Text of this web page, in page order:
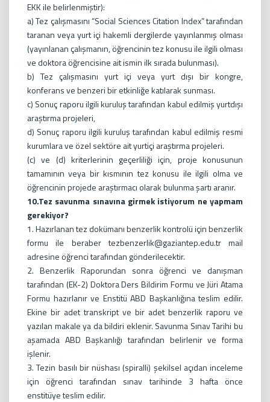
EKK ile belirlenmiştir):
a) Tez çalışmasını “Social Sciences Citation Index” tarafından
taranan veya yurt içi hakemli dergilerde yayınlanmış olması
(yayınlanan çalışmanın, öğrencinin tez konusu ile ilgili olması
ve doktora öğrencisine ait ismin ilk sırada bulunması).
b) Tez çalışmasını yurt içi veya yurt dışı bir kongre,
konferans ve benzeri bir etkinliğe katılarak sunması.
c) Sonuç raporu ilgili kuruluş tarafından kabul edilmiş yurtdışı
araştırma projeleri,
d) Sonuç raporu ilgili kuruluş tarafından kabul edilmiş resmi
kurumlara ve özel sektöre ait yurtiçi araştırma projeleri.
(c) ve (d) kriterlerinin geçerliliği için, proje konusunun
tamamının veya bir kısmının tez konusu ile ilgili olma ve
öğrencinin projede araştırmacı olarak bulunma şartı aranır.
10.Tez savunma sınavına girmek istiyorum ne yapmam
gerekiyor?
1. Hazırlanan tez dokümanı benzerlik kontrolü için benzerlik
formu ile beraber tezbenzerlik@gaziantep.edu.tr mail
adresine öğrenci tarafından gönderilecektir.
2. Benzerlik Raporundan sonra öğrenci ve danışman
tarafından (EK-2) Doktora Ders Bildirim Formu ve Jüri Atama
Formu hazırlanır ve Enstitü ABD Başkanlığına teslim edilir.
Ekine bir adet transkript ve bir adet benzerlik raporu ve
yazılan makale ya da bildiri eklenir. Savunma Sınav Tarihi bu
aşamada ABD Başkanlığı tarafından belirlenir ve forma
işlenir.
3. Tezin basılı bir nüshası (spiralli) şekilsel açıdan inceleme
için öğrenci tarafından sınav tarihinde 3 hafta önce
enstitüye teslim edilir.